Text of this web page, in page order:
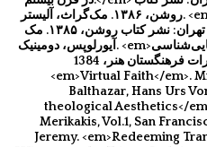
روشن، ۱۳۸۶. مک‌گراث، آلیستر. <em>درآمدی بر الاهیات مسیحی</em>.
عیسا دیباج. تهران: نشر کتاب روشن، ۱۳۸۵. مک<em>‌</em>گات، بریس.
آیورلوپس، دومینیک. <em>دانشنامه زیبایی‌شناسی</em>، گروه مترجمان.
تهران: انتشارات فرهنگستان هنر، 1384. Dyrness, William A.
<em>Virtual Faith</em>.
Balthazar, Hans Urs
theological Aesthetics</
Merikakis, Vol.1, San
Jeremy. <em>Redeeming